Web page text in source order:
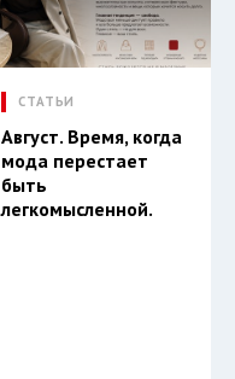
СТАТЬИ
Август. Время, когда
мода перестает
быть
легкомысленной.